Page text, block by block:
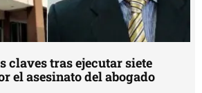
claves tras ejecutar siete
el asesinato del abogado